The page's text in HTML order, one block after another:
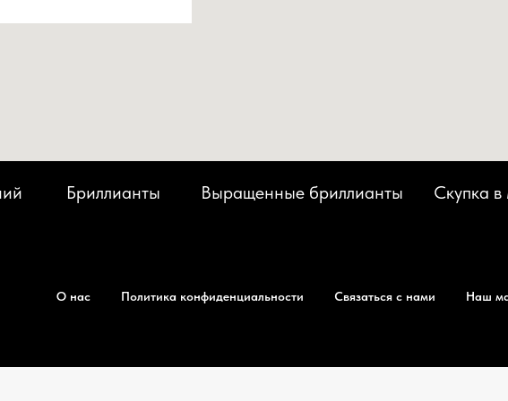
Скупка
Выращенные бриллианты
Бриллианты
О нас Политика конфиденциальности Связаться с нами Наш